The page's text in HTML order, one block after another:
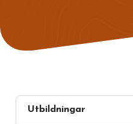
Utbildningar